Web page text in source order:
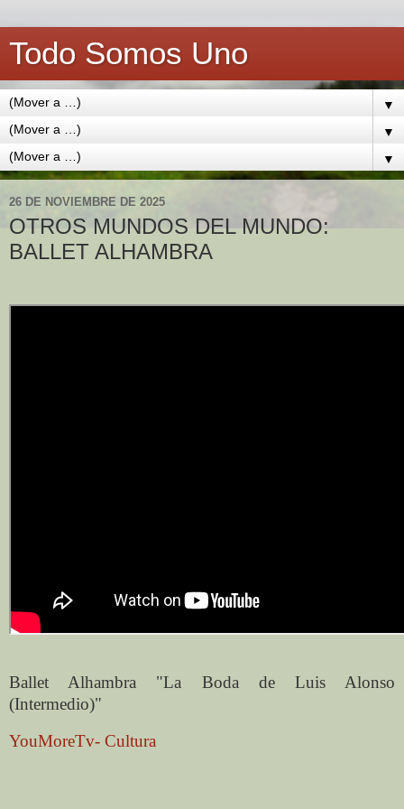
Todo Somos Uno
▼
▼
▼
26 DE NOVIEMBRE DE 2025
OTROS MUNDOS DEL MUNDO:
BALLET ALHAMBRA
Ballet Alhambra "La Boda de Luis Alonso
(Intermedio)"
YouMoreTv- Cultura